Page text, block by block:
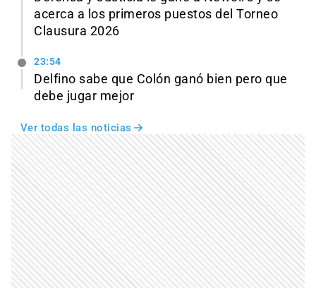
acerca a los primeros puestos del Torneo
Clausura 2026
23:54
Delfino sabe que Colón ganó bien pero que
debe jugar mejor
Ver todas las noticias